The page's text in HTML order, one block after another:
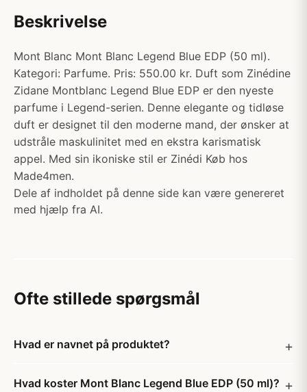
Beskrivelse
Mont Blanc Mont Blanc Legend Blue EDP (50 ml).
Kategori: Parfume. Pris: 550.00 kr. Duft som Zinédine
Zidane Montblanc Legend Blue EDP er den nyeste
parfume i Legend-serien. Denne elegante og tidløse
duft er designet til den moderne mand, der ønsker at
udstråle maskulinitet med en ekstra karismatisk
appel. Med sin ikoniske stil er Zinédi Køb hos
Made4men.
Dele af indholdet på denne side kan være genereret
med hjælp fra AI.
Ofte stillede spørgsmål
Hvad er navnet på produktet?
Hvad koster Mont Blanc Legend Blue EDP (50 ml)?